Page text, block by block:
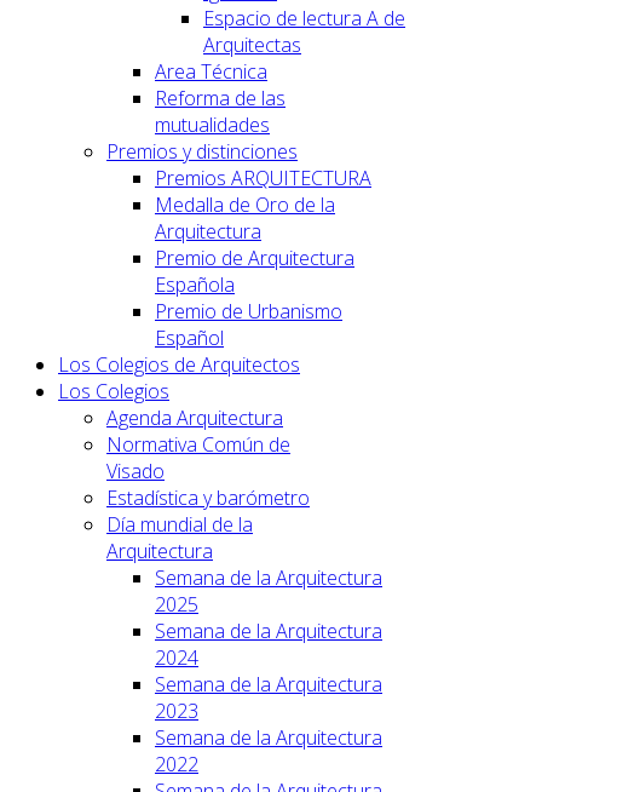
Espacio de lectura A de
Arquitectas
Area Técnica
Reforma de las
mutualidades
Premios y distinciones
Premios ARQUITECTURA
Medalla de Oro de la
Arquitectura
Premio de Arquitectura
Española
Premio de Urbanismo
Español
Los Colegios de Arquitectos
Los Colegios
Agenda Arquitectura
Normativa Común de
Visado
Estadística y barómetro
Día mundial de la
Arquitectura
Semana de la Arquitectura
2025
Semana de la Arquitectura
2024
Semana de la Arquitectura
2023
Semana de la Arquitectura
2022